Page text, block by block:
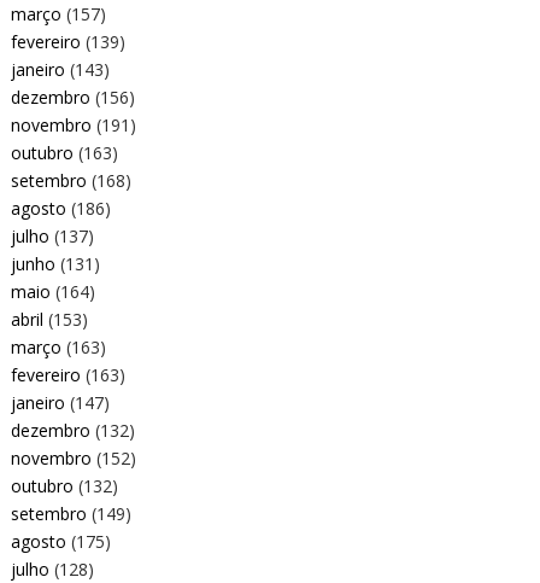
março (157)
fevereiro (139)
janeiro (143)
dezembro (156)
novembro (191)
outubro (163)
setembro (168)
agosto (186)
julho (137)
junho (131)
maio (164)
abril (153)
março (163)
fevereiro (163)
janeiro (147)
dezembro (132)
novembro (152)
outubro (132)
setembro (149)
agosto (175)
julho (128)